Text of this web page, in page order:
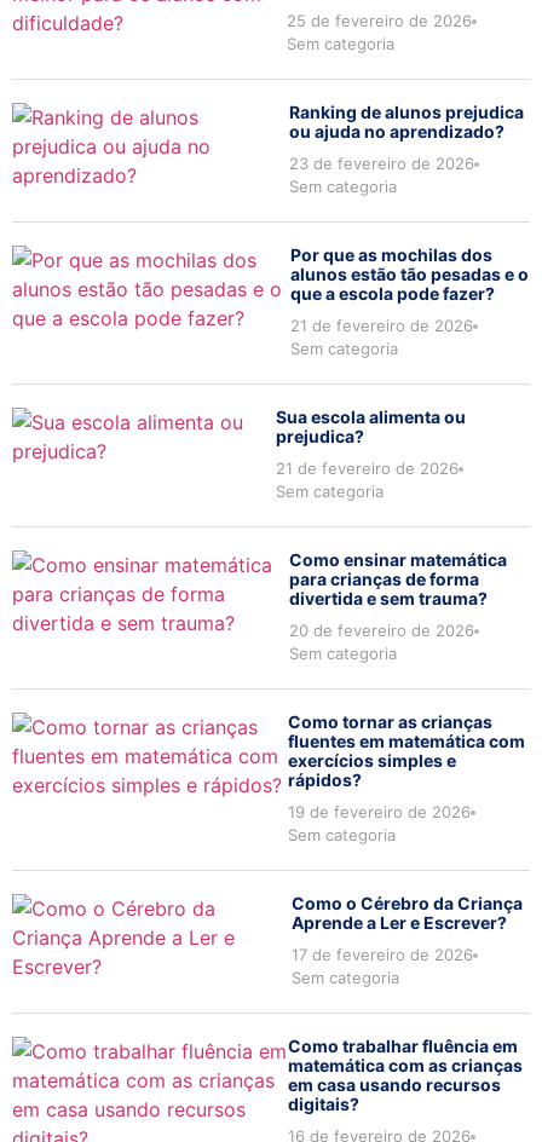
25 de fevereiro de 2026
Sem categoria
Ranking de alunos prejudica
ou ajuda no aprendizado?
23 de fevereiro de 2026
Sem categoria
Por que as mochilas dos
alunos estão tão pesadas e o
que a escola pode fazer?
21 de fevereiro de 2026
Sem categoria
Sua escola alimenta ou
prejudica?
21 de fevereiro de 2026
Sem categoria
Como ensinar matemática
para crianças de forma
divertida e sem trauma?
20 de fevereiro de 2026
Sem categoria
Como tornar as crianças
fluentes em matemática com
exercícios simples e
rápidos?
19 de fevereiro de 2026
Sem categoria
Como o Cérebro da Criança
Aprende a Ler e Escrever?
17 de fevereiro de 2026
Sem categoria
Como trabalhar fluência em
matemática com as crianças
em casa usando recursos
digitais?
16 de fevereiro de 2026